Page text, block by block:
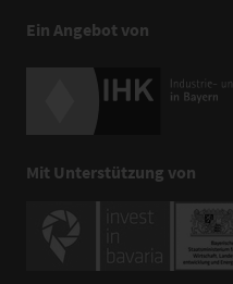
Ein Angebot von
Mit Unterstützung von